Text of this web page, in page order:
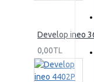
Develop ineo
0,00TL